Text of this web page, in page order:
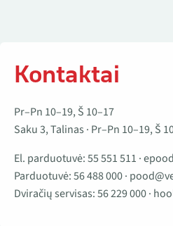
Kontaktai
Pr–Pn 10–19, Š 10–17
Saku 3, Talinas · Pr–Pn 10–19, Š
El. parduotuvė:55 551 511 ·
Parduotuvė:56 488 000·
Dviračių servisas:56 229 000·